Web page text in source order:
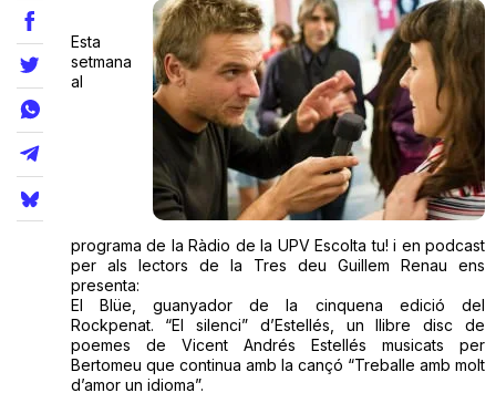
Internet
Opinió
Llibres
La Llista
Llocs
Esta
setmana
al
programa de la Ràdio de la UPV Escolta tu! i en podcast
per als lectors de la Tres deu Guillem Renau ens
presenta:
El Blüe, guanyador de la cinquena edició del
Rockpenat. “El silenci” d’Estellés, un llibre disc de
poemes de Vicent Andrés Estellés musicats per
Bertomeu que continua amb la cançó “Treballe amb molt
d’amor un idioma”.